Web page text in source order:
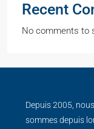
Recent
No comments to
Depuis 2005,
sommes depuis